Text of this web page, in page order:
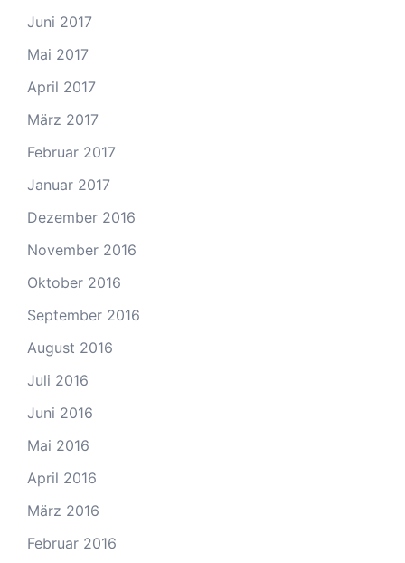
Juni 2017
Mai 2017
April 2017
März 2017
Februar 2017
Januar 2017
Dezember 2016
November 2016
Oktober 2016
September 2016
August 2016
Juli 2016
Juni 2016
Mai 2016
April 2016
März 2016
Februar 2016